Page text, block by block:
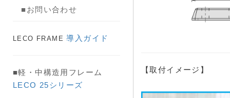
【取付イメージ】
■お問い合わせ
LECO FRAME 導入ガイド
■軽・中構造用フレーム
LECO 25シリーズ